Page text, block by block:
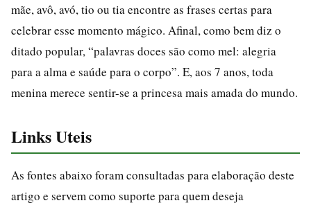
mãe, avô, avó, tio ou tia encontre as frases certas para
celebrar esse momento mágico. Afinal, como bem diz o
ditado popular, “palavras doces são como mel: alegria
para a alma e saúde para o corpo”. E, aos 7 anos, toda
menina merece sentir-se a princesa mais amada do mundo.
Links Uteis
As fontes abaixo foram consultadas para elaboração deste
artigo e servem como suporte para quem deseja